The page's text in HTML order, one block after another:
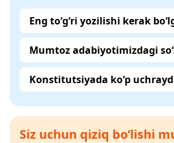
Eng to‘g‘ri yozilishi kerak
Mumtoz adabiyotimizdagi
Konstitutsiyada ko‘p
Siz uchun qiziq bo‘lishi